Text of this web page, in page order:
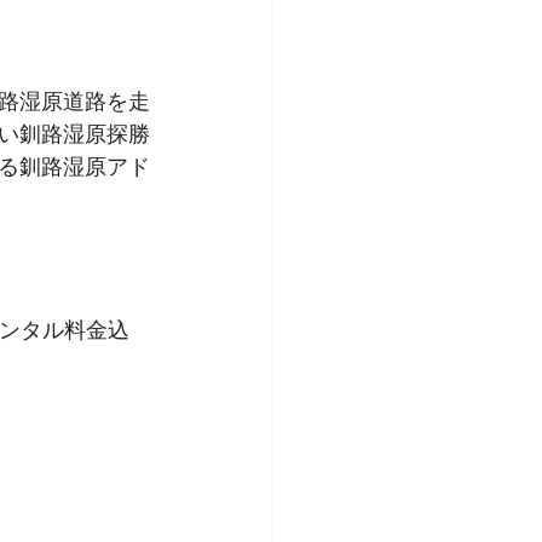
湿原道路を走
釧路湿原探勝
釧路湿原アド
タル料金込